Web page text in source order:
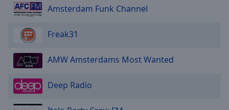
Opacity
Text
Edge
Amsterdam Funk Channel
Freak31
AMW Amsterdams Most Wanted
Deep Radio